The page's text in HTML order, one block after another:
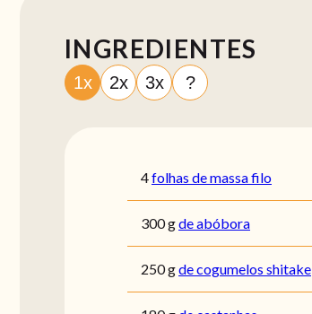
INGREDIENTES
1x 2x 3x ?
4folhas de massa filo
300gde abóbora
250gde cogumelos shitake